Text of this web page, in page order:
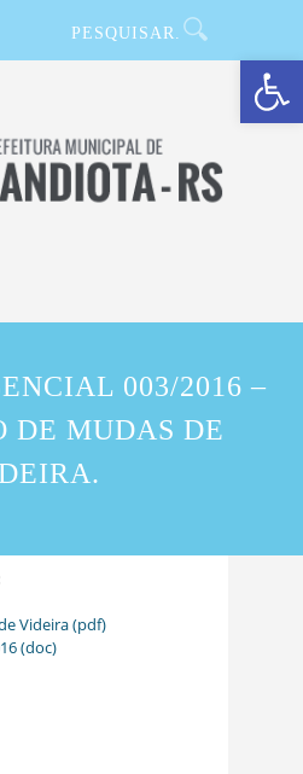
Barra de Ferramentas Aberta
003/2016 –
DE MUDAS DE
Videira (pdf)
(doc)